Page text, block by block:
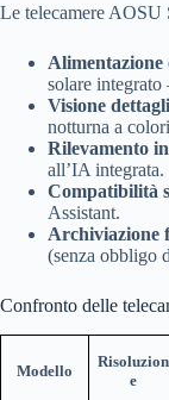
Le telecamere AOSU
Alimentazione
solare
Visione
notturna a
Rilevamento
all’IA integrata.
Compatibilità
Assistant.
Archiviazione
(senza obbligo
Confronto delle
Modello
Risoluzion
e